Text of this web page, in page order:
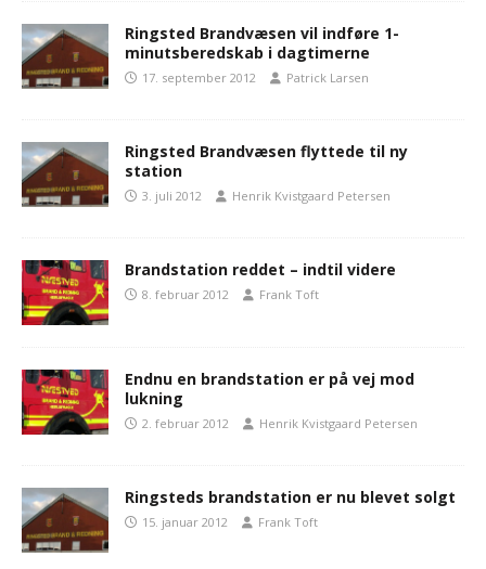
Ringsted Brandvæsen vil indføre 1-
minutsberedskab i dagtimerne
17. september 2012 Patrick Larsen
Ringsted Brandvæsen flyttede til ny
station
3. juli 2012 Henrik Kvistgaard Petersen
Brandstation reddet – indtil videre
8. februar 2012 Frank Toft
Endnu en brandstation er på vej mod
lukning
2. februar 2012 Henrik Kvistgaard Petersen
Ringsteds brandstation er nu blevet solgt
15. januar 2012 Frank Toft